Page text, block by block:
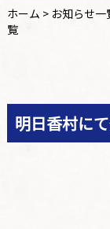
ホーム > お知らせ一
覧
明日香村に